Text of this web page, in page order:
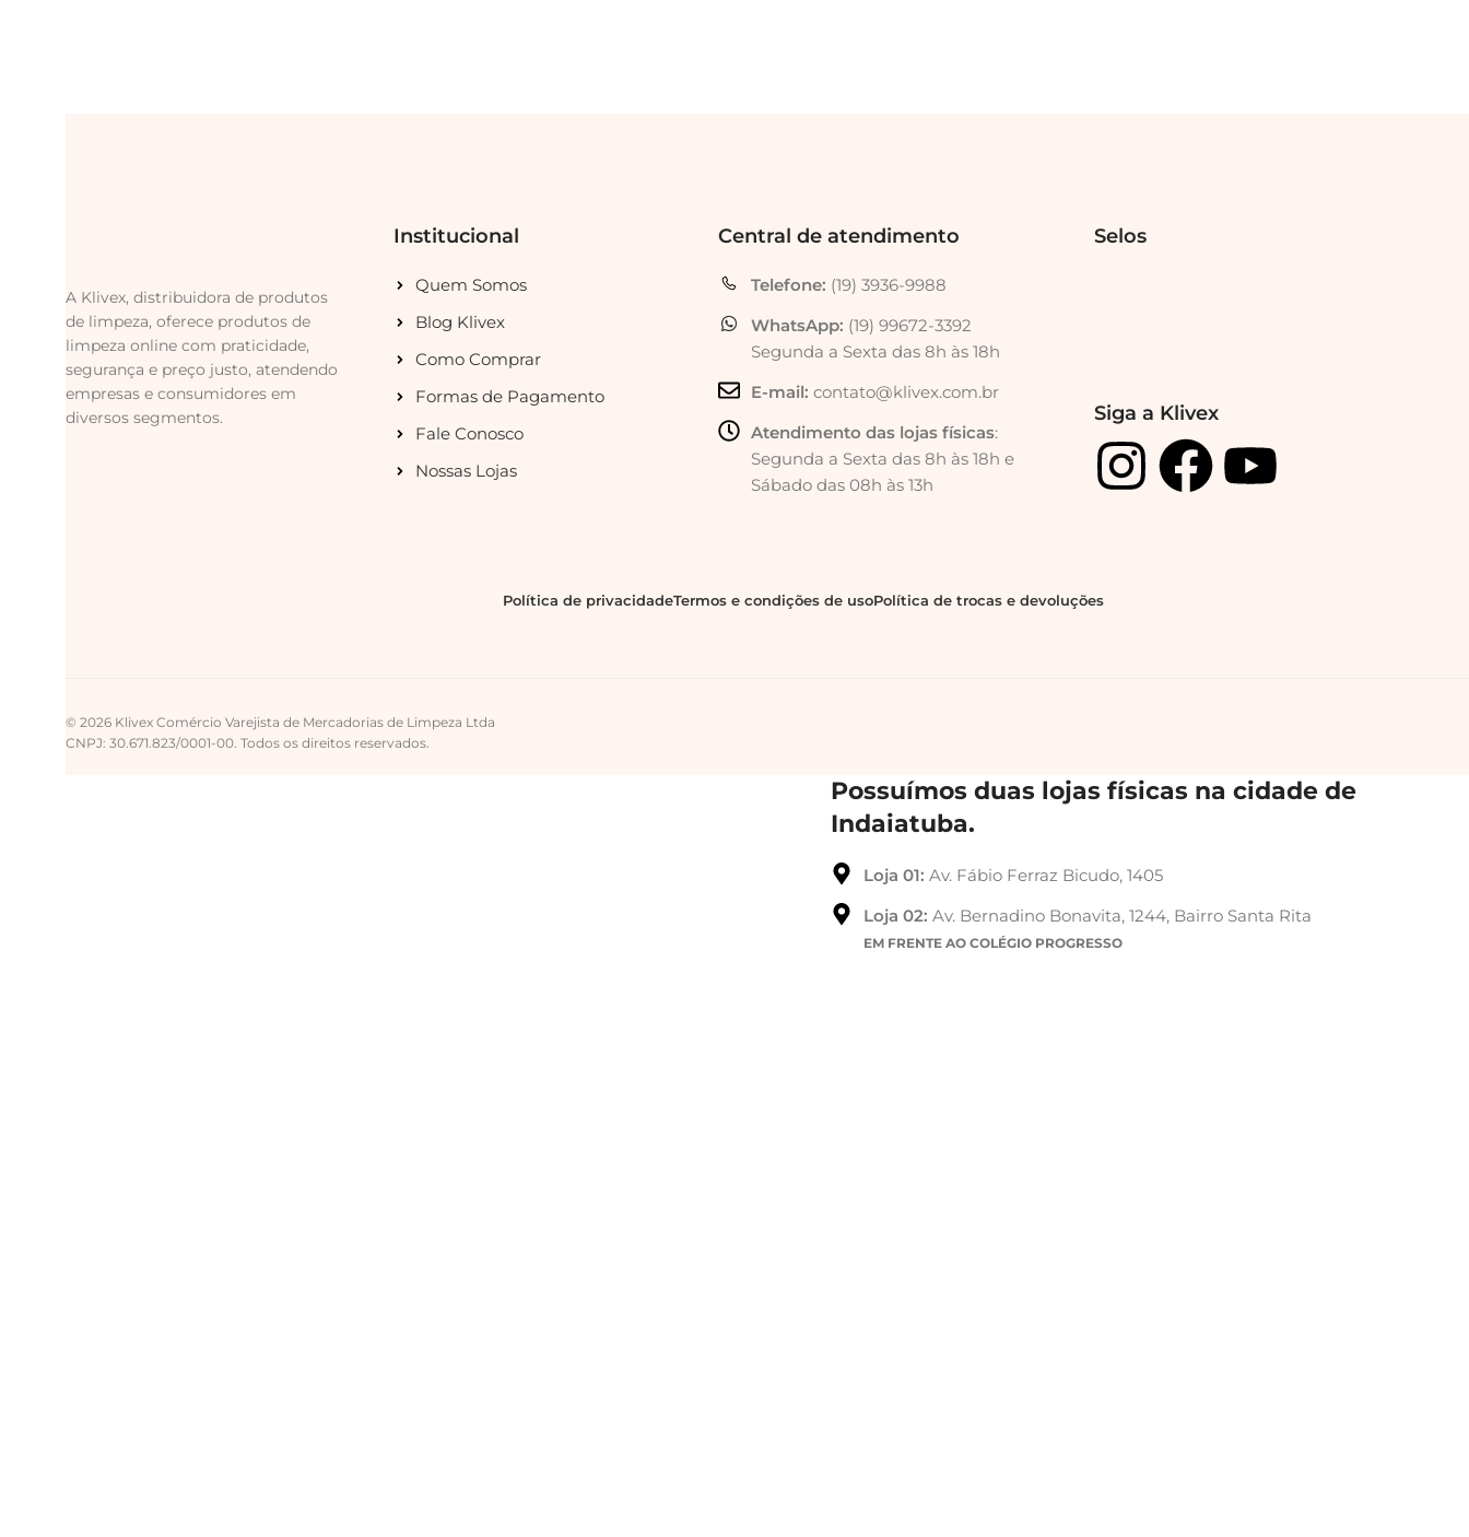
A Klivex, distribuidora de produtos
de limpeza, oferece produtos de
limpeza online com praticidade,
segurança e preço justo, atendendo
empresas e consumidores em
diversos segmentos.
Institucional
Quem Somos
Blog Klivex
Como Comprar
Formas de Pagamento
Fale Conosco
Nossas Lojas
Central de atendimento
Telefone: (19) 3936-9988
WhatsApp: (19) 99672-3392
Segunda a Sexta das 8h às 18h
E-mail: contato@klivex.com.br
Atendimento das lojas físicas:
Segunda a Sexta das 8h às 18h e
Sábado das 08h às 13h
Selos
Siga a Klivex
Política de privacidadeTermos e condições de usoPolítica de trocas e devoluções
© 2026 Klivex Comércio Varejista de Mercadorias de Limpeza Ltda
CNPJ: 30.671.823/0001-00. Todos os direitos reservados.
Possuímos duas lojas físicas na cidade de
Indaiatuba.
Loja 01: Av. Fábio Ferraz Bicudo, 1405
Loja 02: Av. Bernadino Bonavita, 1244, Bairro Santa Rita
EM FRENTE AO COLÉGIO PROGRESSO